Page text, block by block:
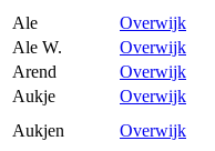
Ale
Overwijk
Ale W.
Overwijk
Arend
Overwijk
Aukje
Overwijk
Aukjen
Overwijk